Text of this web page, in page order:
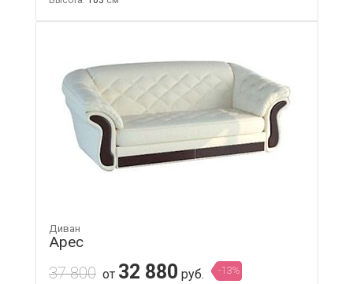
Диван
Арес
37 800 от 32 880 руб. -13%